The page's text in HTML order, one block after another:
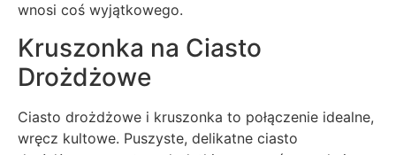
wnosi coś wyjątkowego.
Kruszonka na Ciasto
Drożdżowe
Ciasto drożdżowe i kruszonka to połączenie idealne,
wręcz kultowe. Puszyste, delikatne ciasto